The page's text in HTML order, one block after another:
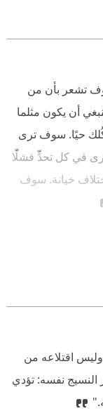
تشعر بأن من
أن يكون مثلما
حيًا. سوف ترى
في كل تحدٍّ فشلًا
خيانة. سوف
اقتلاعه من
النسيج نفسه: تؤدي